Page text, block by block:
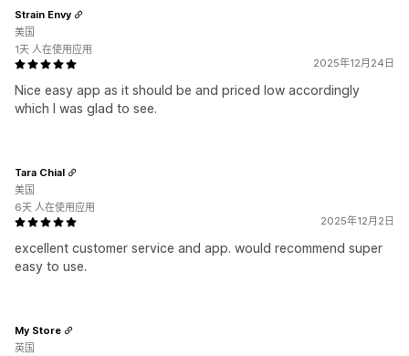
2025年12月24日
Nice easy app as it should be and priced low accordingly
which I was glad to see.
Strain Envy
美国
1天 人在使用应用
2025年12月2日
excellent customer service and app. would recommend super
easy to use.
Tara Chial
美国
6天 人在使用应用
My Store
英国